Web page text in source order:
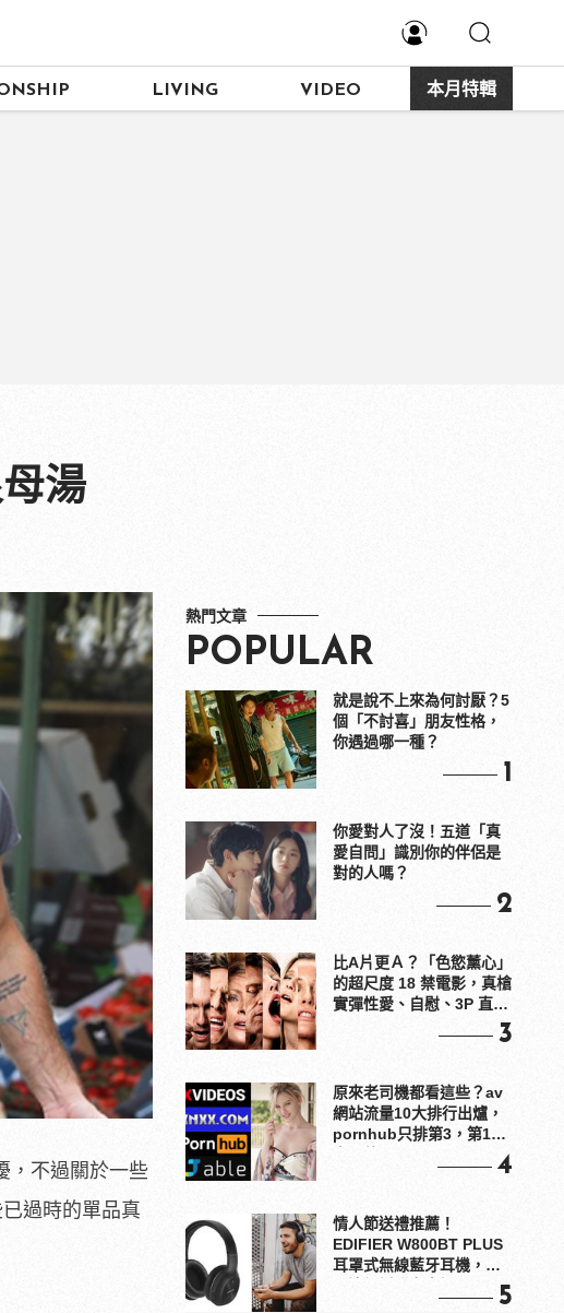
LIVING VIDEO 本月特輯
湯
，不過關於一些
過時的單品真
熱門文章
POPULAR
就是說不上來為何討厭？5
個「不討喜」朋友性格，
你遇過哪一種？
1
你愛對人了沒！五道「真
愛自問」識別你的伴侶是
對的人嗎？
2
比A片更Ａ？「色慾薰心」
的超尺度 18 禁電影，真槍
實彈性愛、自慰、3P 直接
3
原來老司機都看這些？av
網站流量10大排行出爐，
pornhub只排第3，第1名
4
情人節送禮推薦！
EDIFIER W800BT PLUS
耳罩式無線藍牙耳機，在
5